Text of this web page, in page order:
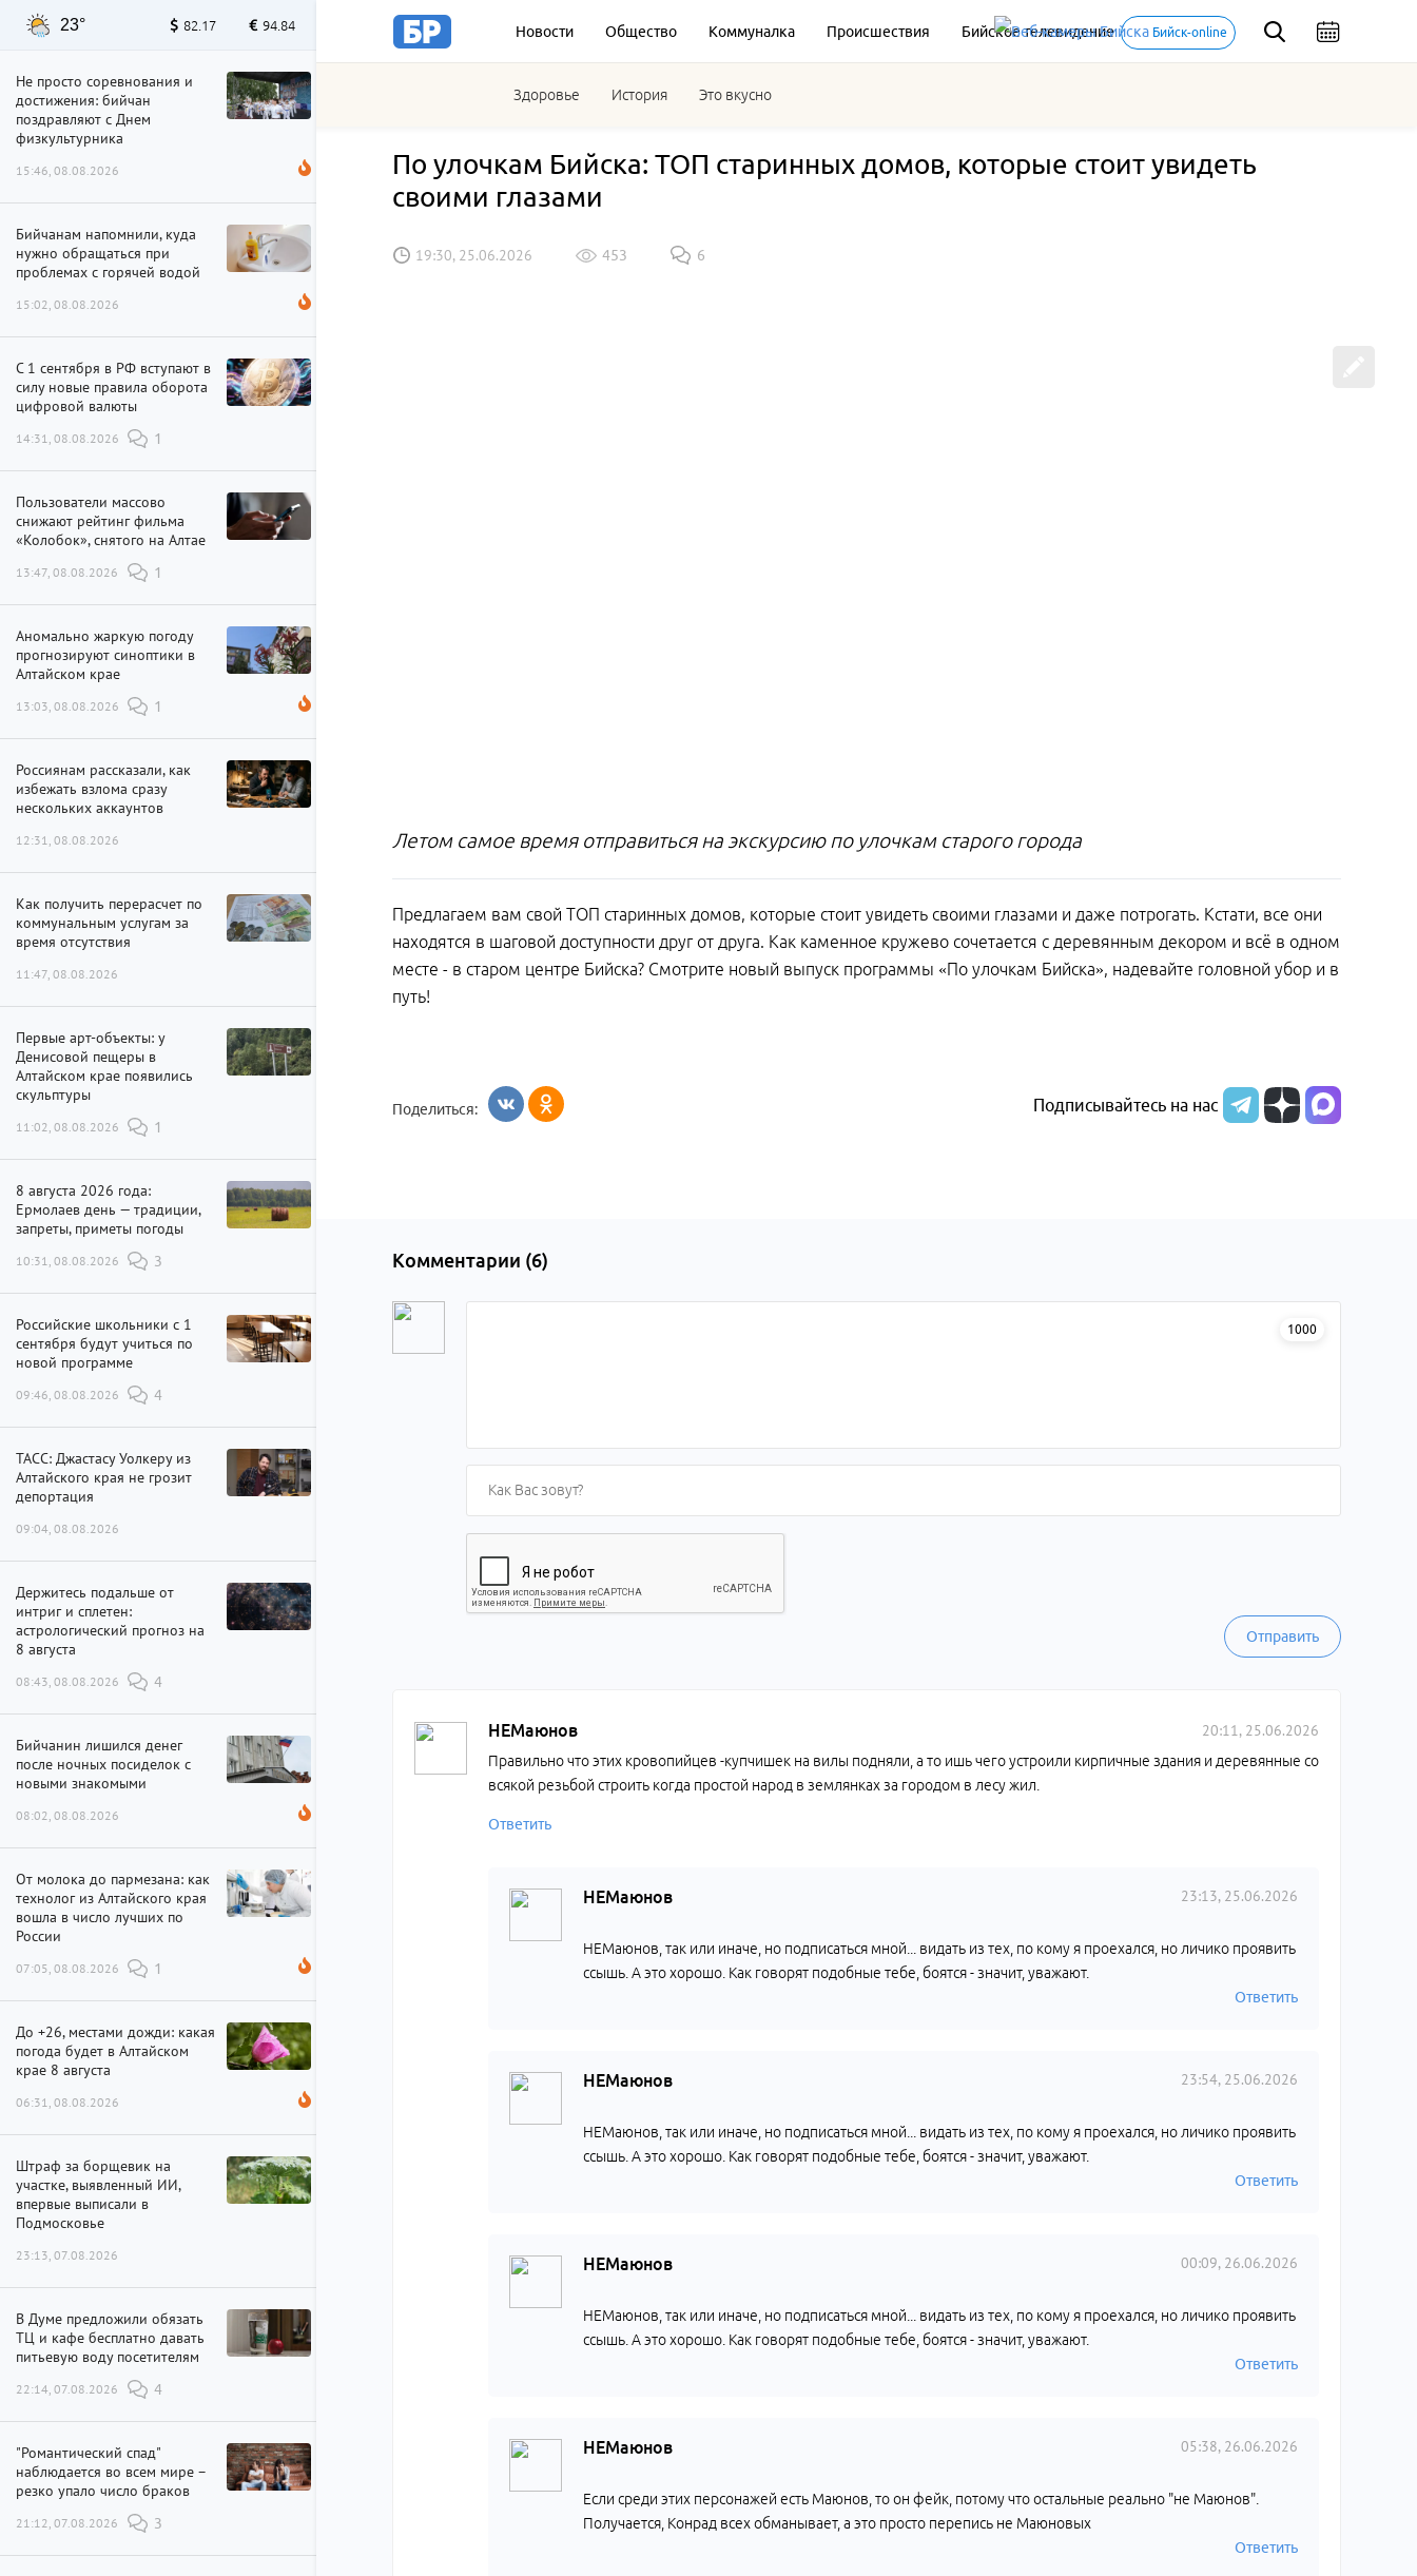
Новости Общество Коммуналка Происшествия Бийское телевидение Бийск-online
Здоровье История Это вкусно
23° 82.17 94.84
Не просто соревнования и
достижения: бийчан
поздравляют с Днем
физкультурника
15:46, 08.08.2026
Бийчанам напомнили, куда
нужно обращаться при
проблемах с горячей водой
15:02, 08.08.2026
С 1 сентября в РФ вступают в
силу новые правила оборота
цифровой валюты
14:31, 08.08.2026 1
Пользователи массово
снижают рейтинг фильма
«Колобок», снятого на Алтае
13:47, 08.08.2026 1
Аномально жаркую погоду
прогнозируют синоптики в
Алтайском крае
13:03, 08.08.2026 1
Россиянам рассказали, как
избежать взлома сразу
нескольких аккаунтов
12:31, 08.08.2026
Как получить перерасчет по
коммунальным услугам за
время отсутствия
11:47, 08.08.2026
Первые арт-объекты: у
Денисовой пещеры в
Алтайском крае появились
скульптуры
11:02, 08.08.2026 1
8 августа 2026 года:
Ермолаев день — традиции,
запреты, приметы погоды
10:31, 08.08.2026 3
Российские школьники с 1
сентября будут учиться по
новой программе
09:46, 08.08.2026 4
ТАСС: Джастасу Уолкеру из
Алтайского края не грозит
депортация
09:04, 08.08.2026
Держитесь подальше от
интриг и сплетен:
астрологический прогноз на
8 августа
08:43, 08.08.2026 4
Бийчанин лишился денег
после ночных посиделок с
новыми знакомыми
08:02, 08.08.2026
От молока до пармезана: как
технолог из Алтайского края
вошла в число лучших по
России
07:05, 08.08.2026 1
До +26, местами дожди: какая
погода будет в Алтайском
крае 8 августа
06:31, 08.08.2026
Штраф за борщевик на
участке, выявленный ИИ,
впервые выписали в
Подмосковье
23:13, 07.08.2026
В Думе предложили обязать
ТЦ и кафе бесплатно давать
питьевую воду посетителям
22:14, 07.08.2026 4
"Романтический спад"
наблюдается во всем мире –
резко упало число браков
21:12, 07.08.2026 3
По улочкам Бийска: ТОП старинных домов, которые стоит увидеть
своими глазами
19:30, 25.06.2026 453 6
Летом самое время отправиться на экскурсию по улочкам старого города
Предлагаем вам свой ТОП старинных домов, которые стоит увидеть своими глазами и даже потрогать. Кстати, все они
находятся в шаговой доступности друг от друга. Как каменное кружево сочетается с деревянным декором и всё в одном
месте - в старом центре Бийска? Смотрите новый выпуск программы «По улочкам Бийска», надевайте головной убор и в
путь!
Поделиться: Подписывайтесь на нас
Комментарии (6)
1000
Отправить
НЕМаюнов 20:11, 25.06.2026
Правильно что этих кровопийцев -купчишек на вилы подняли, а то ишь чего устроили кирпичные здания и деревянные со
всякой резьбой строить когда простой народ в землянках за городом в лесу жил.
Ответить
НЕМаюнов 23:13, 25.06.2026
НЕМаюнов, так или иначе, но подписаться мной... видать из тех, по кому я проехался, но личико проявить
ссышь. А это хорошо. Как говорят подобные тебе, боятся - значит, уважают.
Ответить
НЕМаюнов 23:54, 25.06.2026
НЕМаюнов, так или иначе, но подписаться мной... видать из тех, по кому я проехался, но личико проявить
ссышь. А это хорошо. Как говорят подобные тебе, боятся - значит, уважают.
Ответить
НЕМаюнов 00:09, 26.06.2026
НЕМаюнов, так или иначе, но подписаться мной... видать из тех, по кому я проехался, но личико проявить
ссышь. А это хорошо. Как говорят подобные тебе, боятся - значит, уважают.
Ответить
НЕМаюнов 05:38, 26.06.2026
Если среди этих персонажей есть Маюнов, то он фейк, потому что остальные реально "не Маюнов".
Получается, Конрад всех обманывает, а это просто перепись не Маюновых
Ответить